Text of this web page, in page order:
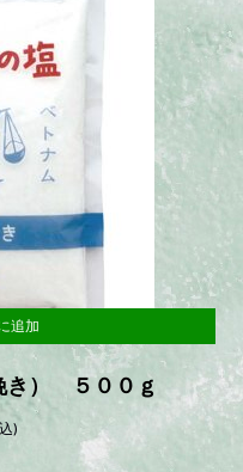
き） ５００ｇ
)
追加